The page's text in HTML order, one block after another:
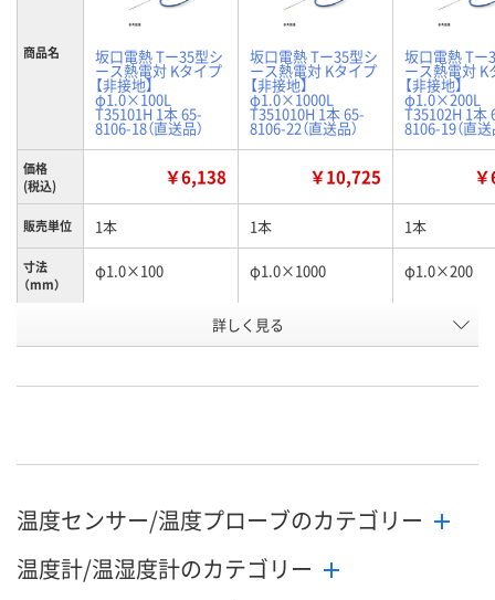
商品名 坂口電熱 Tー35型シ
ース熱電対 Kタイプ
【非接地】
φ1.0×100L
T35101H 1本 65-
8106-18（直送品）
坂口電熱 Tー35型シ
ース熱電対 Kタイプ
【非接地】
φ1.0×1000L
T351010H 1本 65-
8106-22（直送品）
坂口電熱 Tー
ース熱電対 K
【非接地】
φ1.0×200L
T35102H 1本
8106-19（直送
価格
(税込)
￥6,138 ￥10,725
販売単位 1本 1本 1本
寸法
（mm）
φ1.0×100 φ1.0×1000 φ1.0×200
RK19311 RK19306
カゴへ カゴへ
詳しく見る
温度センサー/温度プローブのカテゴリー
温度計/温湿度計のカテゴリー